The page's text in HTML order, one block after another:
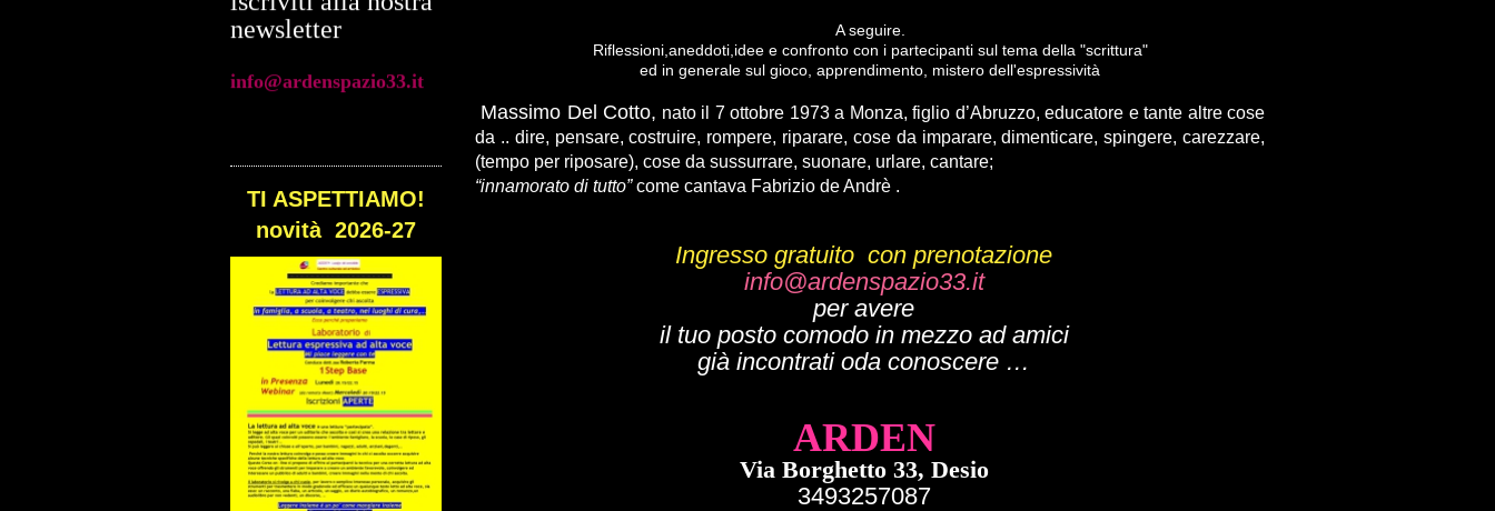
A seguire.
Riflessioni,aneddoti,idee e confronto con i partecipanti sul tema della "scrittura"
ed in generale sul gioco, apprendimento, mistero dell'espressività
Massimo Del Cotto, nato il 7 ottobre 1973 a Monza, figlio d’Abruzzo, educatore e tante altre cose
da .. dire, pensare, costruire, rompere, riparare, cose da imparare, dimenticare, spingere, carezzare,
(tempo per riposare), cose da sussurrare, suonare, urlare, cantare;
“innamorato di tutto”come cantava Fabrizio de Andrè .
Ingressogratuitocon prenotazione
info@ardenspazio33.it
per avere
il tuo posto comodo in mezzo ad amici
già incontrati oda conoscere …
ARDEN
Via Borghetto 33, Desio
3493257087
info@ardenspazio33.it
TI ASPETTIAMO!
novità 2026-27